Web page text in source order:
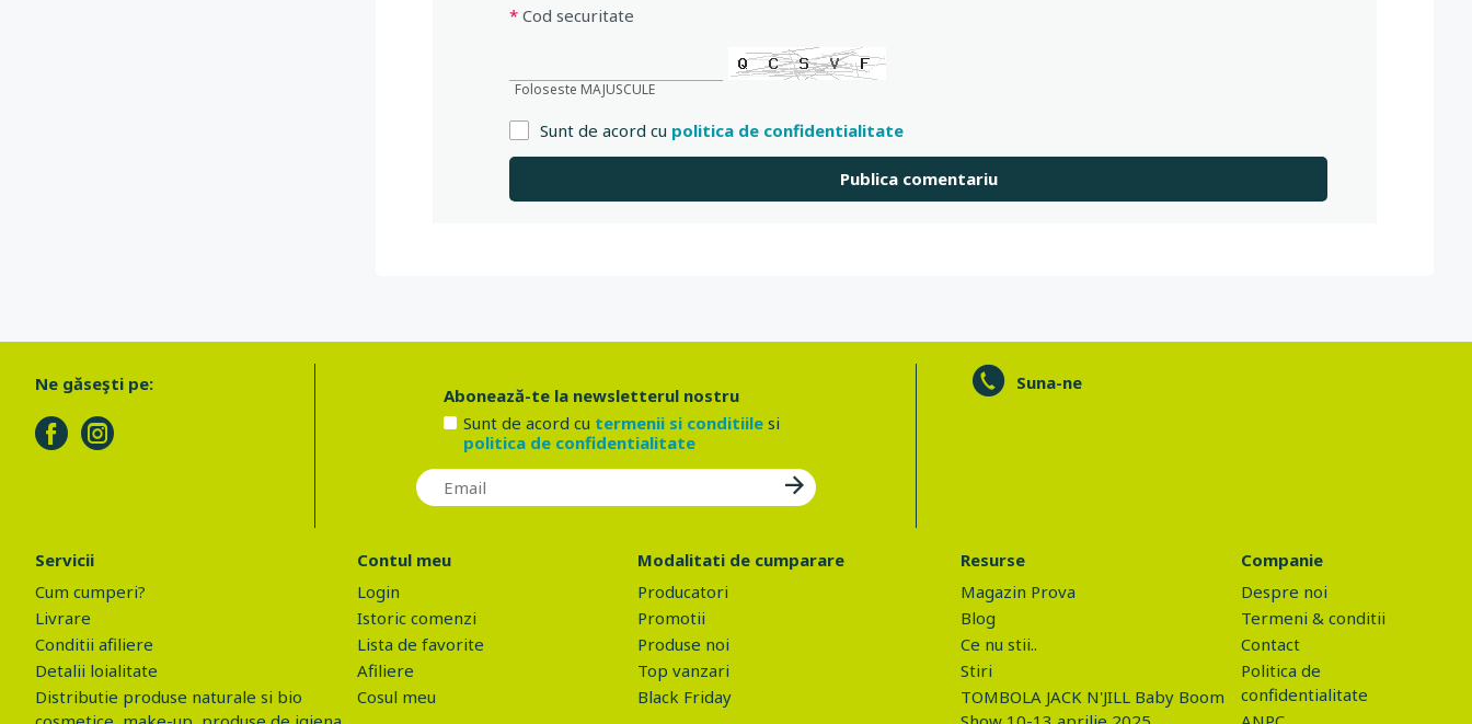
* Cod securitate
Foloseste MAJUSCULE
Sunt de acord cu politica de confidentialitate
Ne găseşti pe:
Abonează-te la newsletterul nostru
Sunt de acord cu termenii si conditiilesi
politica de confidentialitate
Suna-ne
Servicii
Cum cumperi?
Livrare
Conditii afiliere
Detalii loialitate
Distributie produse naturale si bio
Contul meu
Login
Istoric comenzi
Lista de favorite
Afiliere
Cosul meu
Modalitati de cumparare
Producatori
Promotii
Produse noi
Top vanzari
Black Friday
Resurse
Magazin Prova
Blog
Ce nu stii..
Stiri
TOMBOLA JACK N'JILL Baby Boom
Companie
Despre noi
Termeni & conditii
Contact
Politica de
confidentialitate